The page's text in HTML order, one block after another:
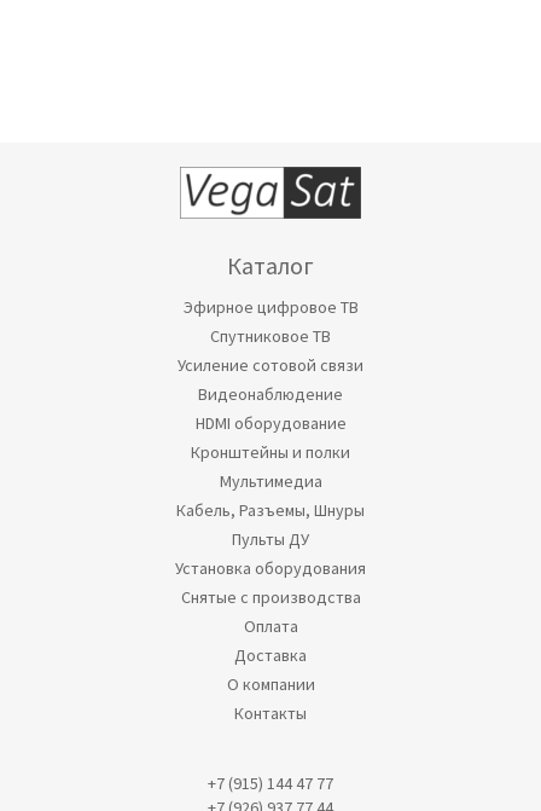
Каталог
Эфирное цифровое ТВ
Спутниковое ТВ
Усиление сотовой связи
Видеонаблюдение
HDMI оборудование
Кронштейны и полки
Мультимедиа
Кабель, Разъемы, Шнуры
Пульты ДУ
Установка оборудования
Снятые с производства
Оплата
Доставка
О компании
Контакты
+7 (915) 144 47 77